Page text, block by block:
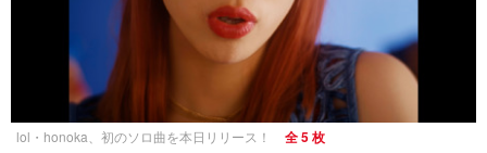
lol・honoka、初のソロ曲を本日リリース！ 全 5 枚